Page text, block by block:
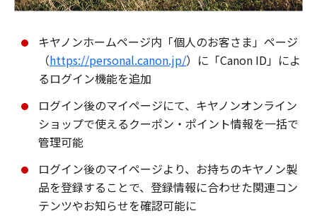
キヤノンホームページ内「個人のお客さま」ページ
（https://personal.canon.jp/）に「Canon ID」によ
るログイン機能を追加
ログイン後のマイページにて、キヤノンオンライン
ショップで使えるクーポン・ポイント情報を一括で
管理可能
ログイン後のマイページより、お持ちのキヤノン製
品を登録することで、登録情報に合わせた関連コン
テンツやお知らせを確認可能に